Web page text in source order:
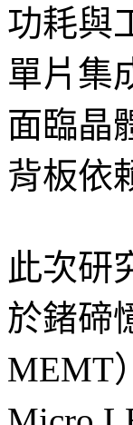
功耗與
單片集
面臨晶
背板依
此次研
於鍺碲
MEMT